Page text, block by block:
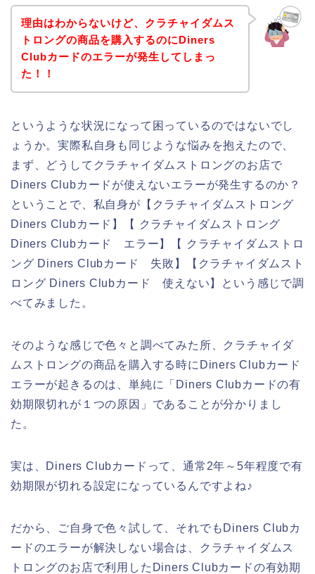
理由はわからないけど、クラチャイダムス
トロングの商品を購入するのにDiners
Clubカードのエラーが発生してしまっ
た！！
というような状況になって困っているのではないでし
ょうか。実際私自身も同じような悩みを抱えたので、
まず、どうしてクラチャイダムストロングのお店で
Diners Clubカードが使えないエラーが発生するのか？
ということで、私自身が【クラチャイダムストロング
Diners Clubカード】【 クラチャイダムストロング
Diners Clubカード エラー】【 クラチャイダムストロ
ング Diners Clubカード 失敗】【クラチャイダムスト
ロング Diners Clubカード 使えない】という感じで調
べてみました。
そのような感じで色々と調べてみた所、クラチャイダ
ムストロングの商品を購入する時にDiners Clubカード
エラーが起きるのは、単純に「Diners Clubカードの有
効期限切れが１つの原因」であることが分かりまし
た。
実は、Diners Clubカードって、通常2年～5年程度で有
効期限が切れる設定になっているんですよね♪
だから、ご自身で色々試して、それでもDiners Clubカ
ードのエラーが解決しない場合は、クラチャイダムス
トロングのお店で利用したDiners Clubカードの有効期